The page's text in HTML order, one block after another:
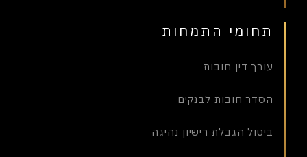
תחומי התמחות
עורך דין חובות
הסדר חובות לבנקים
ביטול הגבלת רישיון נהיגה